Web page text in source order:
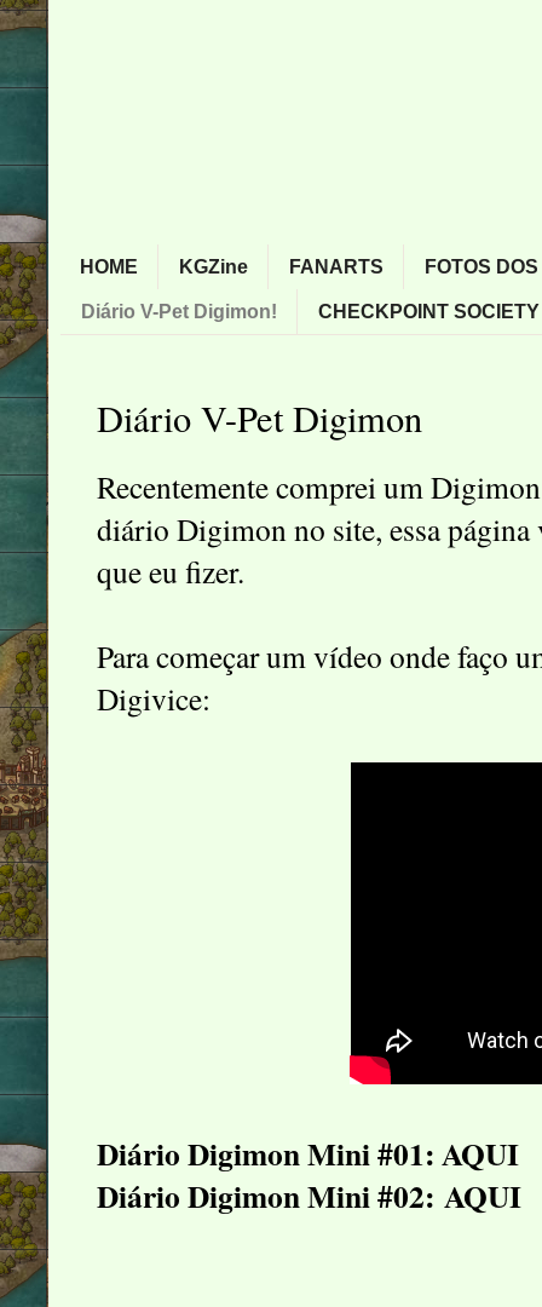
HOME KGZine FANARTS FOTOS
Diário V-Pet Digimon! CHECKPOINT SOCIETY
Diário V-Pet Digimon
Recentemente comprei um
diário Digimon no site, essa página
que eu fizer.
Para começar um vídeo onde faço
Digivice:
Diário Digimon Mini #01:AQUI
Diário Digimon Mini #02: AQUI